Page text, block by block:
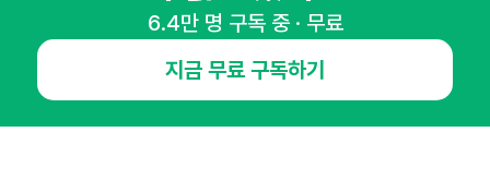
매주 화요일 아침,
마케팅 감각을 깨워 드릴게요!
6.4만 명 구독 중 · 무료
지금 무료 구독하기